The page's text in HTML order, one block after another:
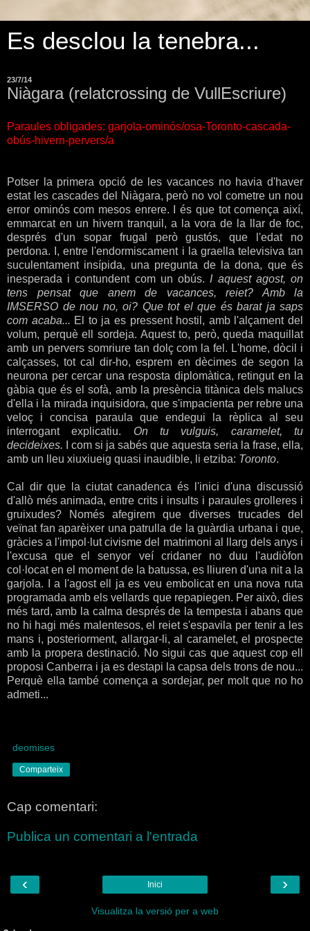
Es desclou la tenebra...
23/7/14
Niàgara (relatcrossing de VullEscriure)
Paraules obligades: garjola-ominós/osa-Toronto-cascada-
obús-hivern-pervers/a
Potser la primera opció de les vacances no havia d'haver
estat les cascades del Niàgara, però no vol cometre un nou
error ominós com mesos enrere. I és que tot comença així,
emmarcat en un hivern tranquil, a la vora de la llar de foc,
després d'un sopar frugal però gustós, que l'edat no
perdona. I, entre l'endormiscament i la graella televisiva tan
suculentament insípida, una pregunta de la dona, que és
inesperada i contundent com un obús. I aquest agost, on
tens pensat que anem de vacances, reiet? Amb la
IMSERSO de nou no, oi? Que tot el que és barat ja saps
com acaba... El to ja es pressent hostil, amb l'alçament del
volum, perquè ell sordeja. Aquest to, però, queda maquillat
amb un pervers somriure tan dolç com la fel. L'home, dòcil i
calçasses, tot cal dir-ho, esprem en dècimes de segon la
neurona per cercar una resposta diplomàtica, retingut en la
gàbia que és el sofà, amb la presència titànica dels malucs
d'ella i la mirada inquisidora, que s'impacienta per rebre una
veloç i concisa paraula que endegui la rèplica al seu
interrogant explicatiu. On tu vulguis, caramelet, tu
decideixes. I com si ja sabés que aquesta seria la frase, ella,
amb un lleu xiuxiueig quasi inaudible, li etziba: Toronto.
Cal dir que la ciutat canadenca és l'inici d'una discussió
d'allò més animada, entre crits i insults i paraules grolleres i
gruixudes? Només afegirem que diverses trucades del
veïnat fan aparèixer una patrulla de la guàrdia urbana i que,
gràcies a l'impol·lut civisme del matrimoni al llarg dels anys i
l'excusa que el senyor veí cridaner no duu l'audiòfon
col·locat en el moment de la batussa, es lliuren d'una nit a la
garjola. I a l'agost ell ja es veu embolicat en una nova ruta
programada amb els vellards que repapiegen. Per això, dies
més tard, amb la calma després de la tempesta i abans que
no hi hagi més malentesos, el reiet s'espavila per tenir a les
mans i, posteriorment, allargar-li, al caramelet, el prospecte
amb la propera destinació. No sigui cas que aquest cop ell
proposi Canberra i ja es destapi la capsa dels trons de nou...
Perquè ella també comença a sordejar, per molt que no ho
admeti...
deomises
Comparteix
Cap comentari:
Publica un comentari a l'entrada
‹ ›
Inici
Visualitza la versió per a web